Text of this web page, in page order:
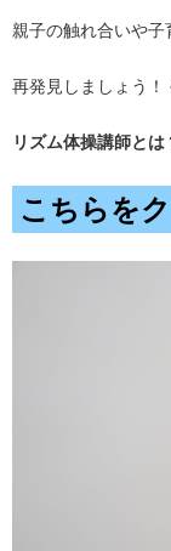
親子の触れ合いや子
再発見しましょう！
リズム体操講師と
こちらを